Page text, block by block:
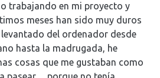
trabajando en mi proyecto y
meses han sido muy duros
del ordenador desde
hasta la madrugada, he
cosas que me gustaban como